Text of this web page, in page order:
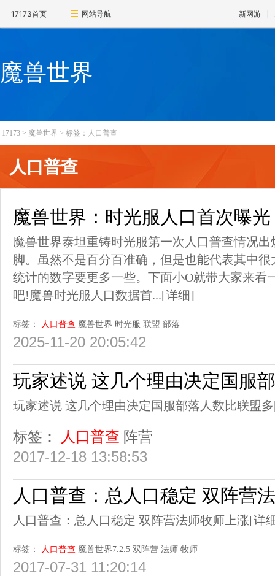
17173首页 网站导航 新网游
魔兽世界
17173 > 魔兽世界 > 标签：人口普查
人口普查
魔兽世界：时光服人口首次曝
魔兽世界泰坦重铸时光服第一次人口普查情况
脚。虽然不是百分百准确，但是也能代表其中
统计的数字要更多一些。下面小O就带大家来看
吧!魔兽时光服人口数据首...[详细]
标签： 人口普查 魔兽世界 时光服 联盟 部落
2025-11-20 20:05:42
玩家述说 这几个理由决定国服
玩家述说 这几个理由决定国服部落人数比联盟多
标签： 人口普查 阵营
2017-12-18 13:58:53
人口普查：总人口稳定 双阵营
人口普查：总人口稳定 双阵营法师牧师上涨[详
标签： 人口普查 魔兽世界7.2.5 双阵营 法师 牧师
2017-07-31 11:20:14